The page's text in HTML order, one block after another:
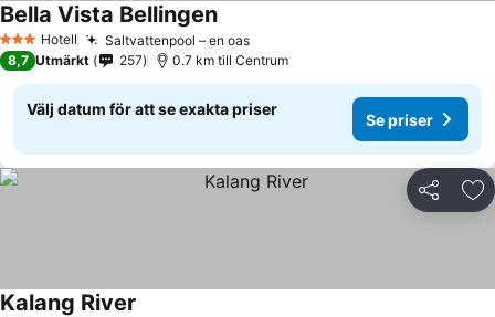
3 StjärnorHotell Saltvattenpool – en oas
Bella Vista Bellingen
8,7 Utmärkt 257 0.7 km till Centrum
Välj datum för att se exakta priser
Se priser
Dela
Kalang River